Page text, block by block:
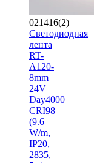
021416(2)
Светодиодная
лента
RT-
A120-
8mm
24V
Day4000
CRI98
(9.6
W/m,
IP20,
2835,